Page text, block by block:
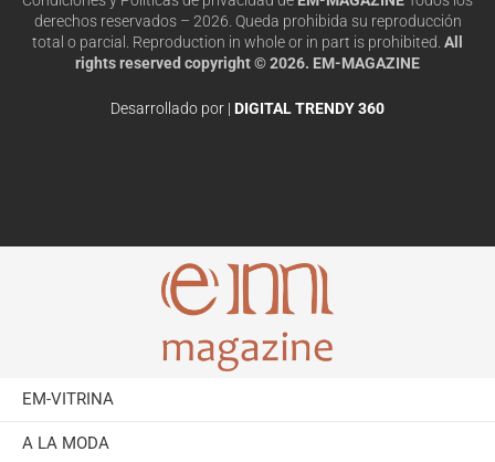
derechos reservados – 2026. Queda prohibida su reproducción
total o parcial. Reproduction in whole or in part is prohibited. All
rights reserved copyright © 2026. EM-MAGAZINE
Desarrollado por | DIGITAL TRENDY 360
EM-VITRINA
A LA MODA